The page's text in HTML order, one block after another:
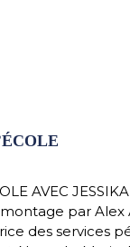
AVEC
par Alex
des services